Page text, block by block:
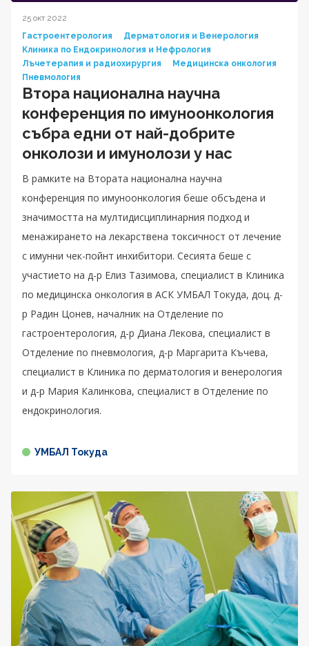
25 окт 2022
Гастроентерология
Дерматология и Венерология
Клиника по Ендокринология и Нефрология
Лъчетерапия и радиохирургия
Медицинска онкология
Пневмология
Втора национална научна
конференция по имуноонкология
събра едни от най-добрите
онколози и имунолози у нас
В рамките на Втората национална научна
конференция по имуноонкология беше обсъдена и
значимостта на мултидисциплинарния подход и
менажирането на лекарствена токсичност от лечение
с имунни чек-пойнт инхибитори. Сесията беше с
участието на д-р Елиз Тазимова, специалист в Клиника
по медицинска онкология в АСК УМБАЛ Токуда, доц. д-
р Радин Цонев, началник на Отделение по
гастроентерология, д-р Диана Лекова, специалист в
Отделение по пневмология, д-р Маргарита Къчева,
специалист в Клиника по дерматология и венерология
и д-р Мария Калинкова, специалист в Отделение по
ендокринология.
УМБАЛ Токуда